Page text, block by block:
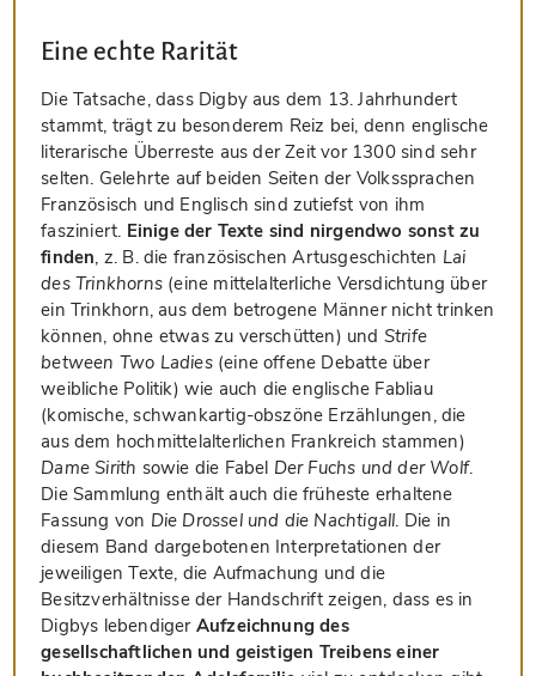
Eine echte Rarität
Die Tatsache, dass Digby aus dem 13. Jahrhundert
stammt, trägt zu besonderem Reiz bei, denn englische
literarische Überreste aus der Zeit vor 1300 sind sehr
selten. Gelehrte auf beiden Seiten der Volkssprachen
Französisch und Englisch sind zutiefst von ihm
fasziniert. Einige der Texte sind nirgendwo sonst zu
finden, z. B. die französischen Artusgeschichten Lai
des Trinkhorns(eine mittelalterliche Versdichtung über
ein Trinkhorn, aus dem betrogene Männer nicht trinken
können, ohne etwas zu verschütten) und Strife
between Two Ladies(eine offene Debatte über
weibliche Politik) wie auch die englische Fabliau
(komische, schwankartig-obszöne Erzählungen, die
aus dem hochmittelalterlichen Frankreich stammen)
Dame Sirith sowie die Fabel Der Fuchs und der Wolf.
Die Sammlung enthält auch die früheste erhaltene
Fassung von Die Drossel und die Nachtigall. Die in
diesem Band dargebotenen Interpretationen der
jeweiligen Texte, die Aufmachung und die
Besitzverhältnisse der Handschrift zeigen, dass es in
Digbys lebendiger Aufzeichnung des
gesellschaftlichen und geistigen Treibens einer